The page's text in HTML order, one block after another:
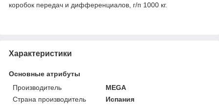
коробок передач и дифференциалов, г/п 1000 кг.
Характеристики
Основные атрибуты
Производитель
MEGA
Страна производитель
Испания